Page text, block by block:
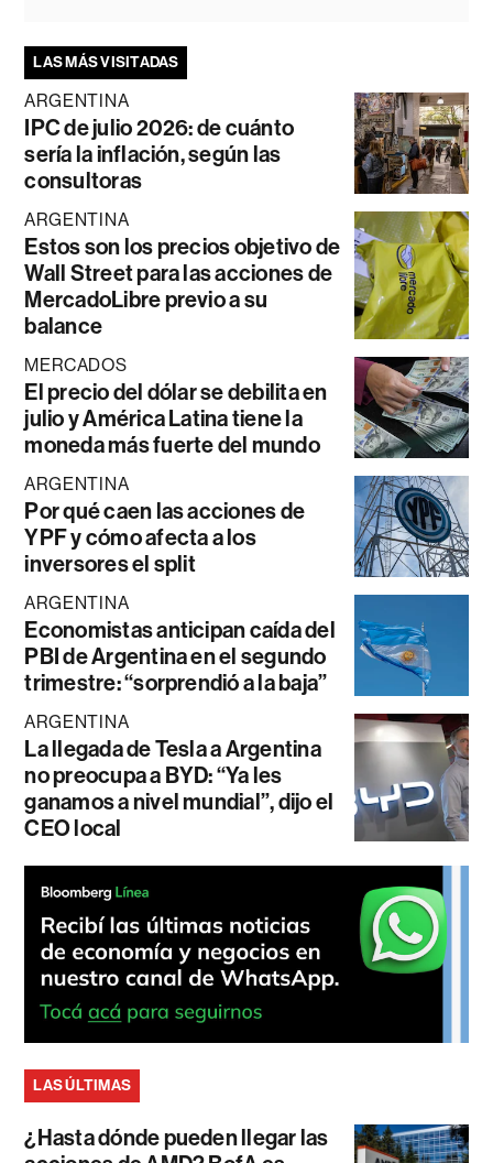
LAS MÁS VISITADAS
ARGENTINA
IPC de julio 2026: de cuánto
sería la inflación, según las
consultoras
ARGENTINA
Estos son los precios objetivo de
Wall Street para las acciones de
MercadoLibre previo a su
balance
MERCADOS
El precio del dólar se debilita en
julio y América Latina tiene la
moneda más fuerte del mundo
ARGENTINA
Por qué caen las acciones de
YPF y cómo afecta a los
inversores el split
ARGENTINA
Economistas anticipan caída del
PBI de Argentina en el segundo
trimestre: “sorprendió a la baja”
ARGENTINA
La llegada de Tesla a Argentina
no preocupa a BYD: “Ya les
ganamos a nivel mundial”, dijo el
CEO local
LAS ÚLTIMAS
¿Hasta dónde pueden llegar las